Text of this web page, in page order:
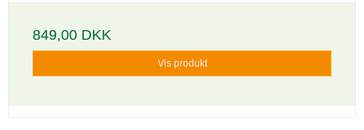
849,00 DKK
Vis produkt